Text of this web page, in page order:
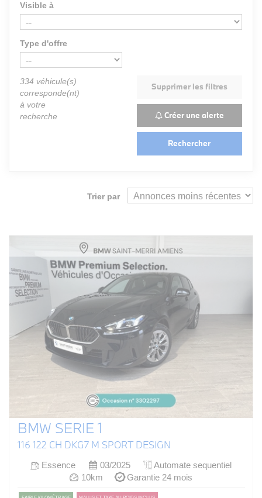
Visible à
Type d'offre
334 véhicule(s)
corresponde(nt)
à votre
recherche
Supprimer les filtres
Créer une alerte
Rechercher
Trier par
BMW SERIE 1
116 122 CH DKG7 M SPORT DESIGN
Essence 03/2025
Automate sequentiel
10km
Garantie 24 mois